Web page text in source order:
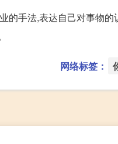
的手法,表达自己对事物
网络标签：